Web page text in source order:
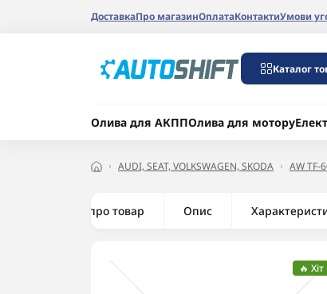
ДоставкаПро магазинОплатаКонтактиУмови
Каталог
Олива для АКППОлива для мотору
AUDI, SEAT, VOLKSWAGEN, SKODA AW TF-
Все про товар Опис
🔥 Хіт